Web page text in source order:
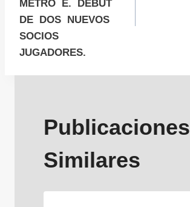
entradas
METRO E. DEBUT
DE DOS NUEVOS
SOCIOS
JUGADORES.
Publicaciones
Similares